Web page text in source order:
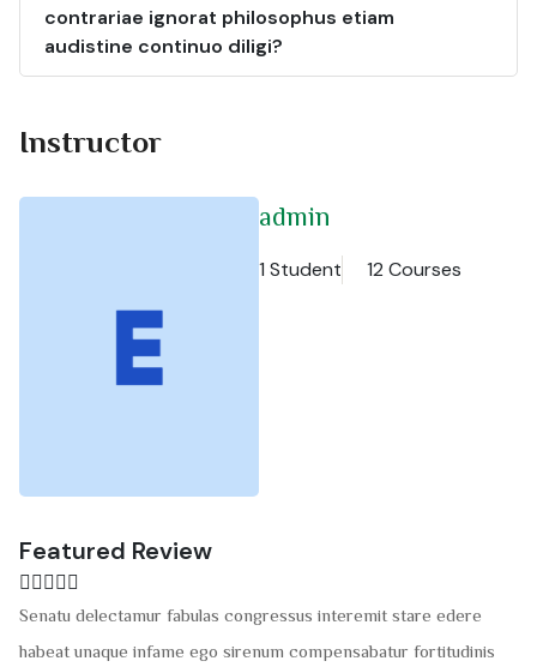
contrariae ignorat philosophus etiam
audistine continuo diligi?
Instructor
admin
1 Student 12 Courses
Featured Review
Senatu delectamur fabulas congressus interemit stare edere
habeat unaque infame ego sirenum compensabatur fortitudinis